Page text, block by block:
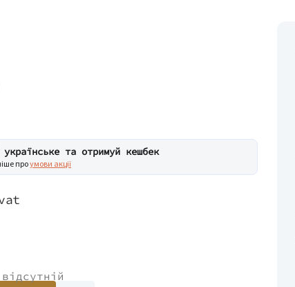
українське та отримуй кешбек
проумови акції